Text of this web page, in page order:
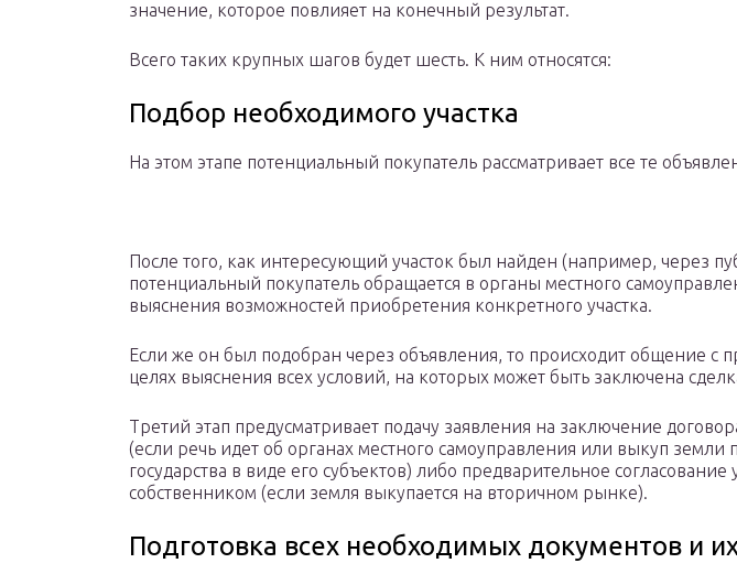
значение, которое повлияет на конечный результат.
Всего таких крупных шагов будет шесть. К ним относятся:
Подбор необходимого участка
На этом этапе потенциальный покупатель рассматривает все те
После того, как интересующий участок был найден (например, через
потенциальный покупатель обращается в органы местного
выяснения возможностей приобретения конкретного участка.
Если же он был подобран через объявления, то происходит общение с
целях выяснения всех условий, на которых может быть заключена
Третий этап предусматривает подачу заявления на заключение
(если речь идет об органах местного самоуправления или выкуп земли
государства в виде его субъектов) либо предварительное согласование
собственником (если земля выкупается на вторичном рынке).
Подготовка всех необходимых документов и